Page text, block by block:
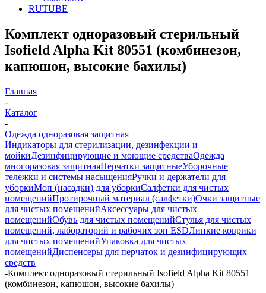
RUTUBE
Комплект одноразовый стерильный
Isofield Alpha Kit 80551 (комбинезон,
капюшон, высокие бахилы)
Главная
-
Каталог
-
Одежда одноразовая защитная
Индикаторы для стерилизации, дезинфекции и
мойкиДезинфицирующие и моющие средстваОдежда
многоразовая защитнаяПерчатки защитныеУборочные
тележки и системы насыщенияРучки и держатели для
уборкиМоп (насадки) для уборкиСалфетки для чистых
помещенийПротирочный материал (салфетки)Очки защитные
для чистых помещенийАксессуары для чистых
помещенийОбувь для чистых помещенийСтулья для чистых
помещений, лабораторий и рабочих зон ESDЛипкие коврики
для чистых помещенийУпаковка для чистых
помещенийДиспенсеры для перчаток и дезинфицирующих
средств
-Комплект одноразовый стерильный Isofield Alpha Kit 80551
(комбинезон, капюшон, высокие бахилы)